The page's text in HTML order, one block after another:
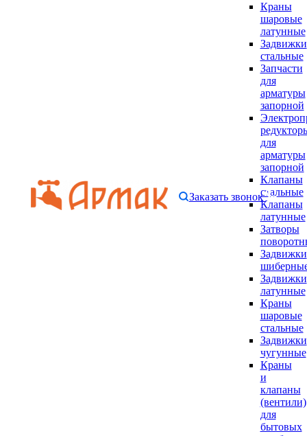
Краны
шаровые
латунные
Задвижки
стальные
Запчасти
для
арматуры
запорной
для
арматуры
запорной
Клапаны
стальные
Клапаны
латунные
Затворы
Задвижки
Задвижки
латунные
Краны
шаровые
стальные
Задвижки
чугунные
Краны
и
клапаны
(вентили)
для
бытовых
Заказать звонок